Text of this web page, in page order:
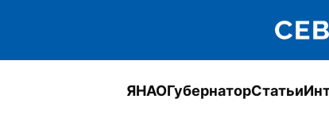
ЯНАОГубернаторСтатьи